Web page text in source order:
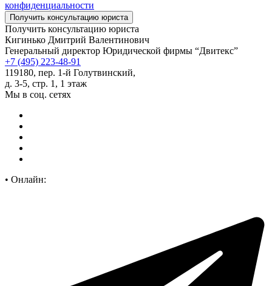
конфиденциальности
Получить консультацию юриста
Кигинько Дмитрий Валентинович
Генеральный директор Юридической фирмы “Двитекс”
+7 (495) 223-48-91
119180, пер. 1-й Голутвинский,
д. 3-5, стр. 1, 1 этаж
Мы в соц. сетях
• Онлайн: